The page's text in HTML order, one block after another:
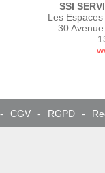
SSI
Les
30
- CGV - RGPD -